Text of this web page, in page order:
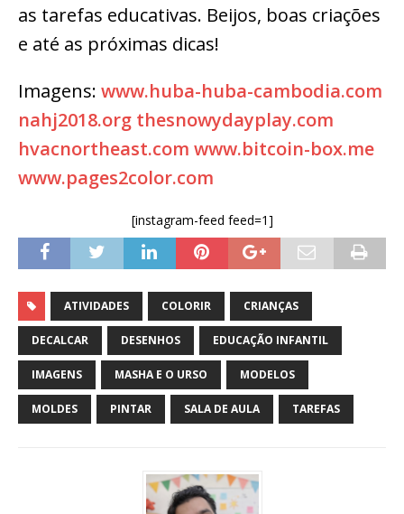
as tarefas educativas. Beijos, boas criações
e até as próximas dicas!
Imagens: www.huba-huba-cambodia.com
nahj2018.org thesnowydayplay.com
hvacnortheast.com www.bitcoin-box.me
www.pages2color.com
[instagram-feed feed=1]
ATIVIDADES COLORIR CRIANÇAS
DECALCAR DESENHOS EDUCAÇÃO INFANTIL
IMAGENS MASHA E O URSO MODELOS
MOLDES PINTAR SALA DE AULA TAREFAS